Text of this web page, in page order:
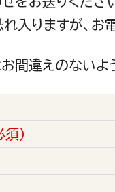
入りますが、お
間違えのないよ
須）